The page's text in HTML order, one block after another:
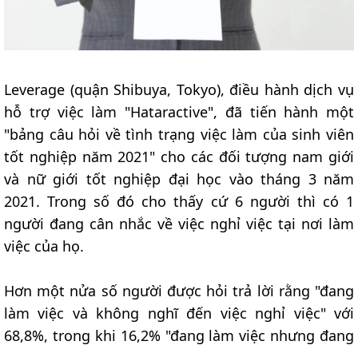
Leverage (quận Shibuya, Tokyo), điều hành dịch vụ
hỗ trợ việc làm "Hataractive", đã tiến hành một
"bảng câu hỏi về tình trạng việc làm của sinh viên
tốt nghiệp năm 2021" cho các đối tượng nam giới
và nữ giới tốt nghiệp đại học vào tháng 3 năm
2021. Trong số đó cho thấy cứ 6 người thì có 1
người đang cân nhắc về việc nghỉ việc tại nơi làm
việc của họ.
Hơn một nửa số người được hỏi trả lời rằng "đang
làm việc và không nghĩ đến việc nghỉ việc" với
68,8%, trong khi 16,2% "đang làm việc nhưng đang